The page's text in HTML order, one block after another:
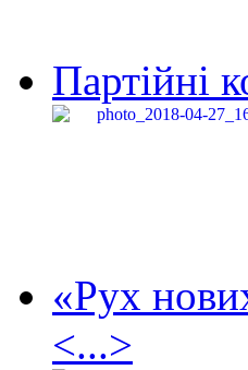
Партійні
«Рух
<...>